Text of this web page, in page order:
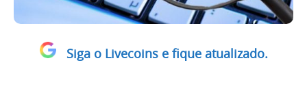
Siga o Livecoins e fique atualizado.